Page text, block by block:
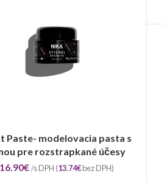
PRIDAŤ DO KOŠÍKA
Paste- modelovacia pasta s
pre rozstrapkané účesy
16.90€ /s DPH (13.74€bez DPH)